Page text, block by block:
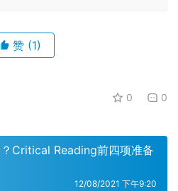
赞 (1)
0 0
Critical Reading前四项准备
12/08/2021 下午9:20